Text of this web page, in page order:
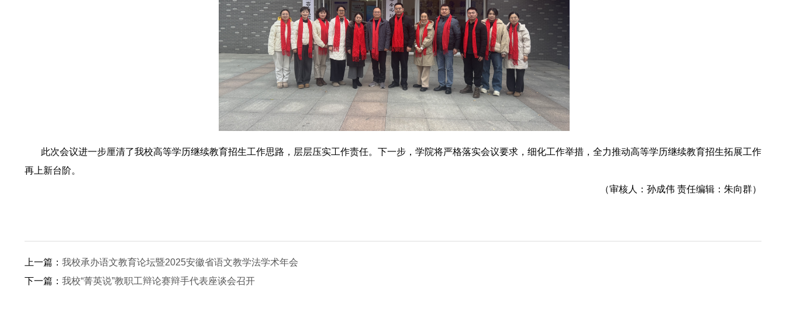
此次会议进一步厘清了我校高等学历继续教育招生工作思路，层层压实工作责任。下一步，学院将严格落实会议要求，细化工作举措，全力推动高等学历继续教育招生拓展工作
再上新台阶。
（审核人：孙成伟 责任编辑：朱向群）
上一篇： 我校承办语文教育论坛暨2025安徽省语文教学法学术年会
下一篇： 我校“菁英说”教职工辩论赛辩手代表座谈会召开